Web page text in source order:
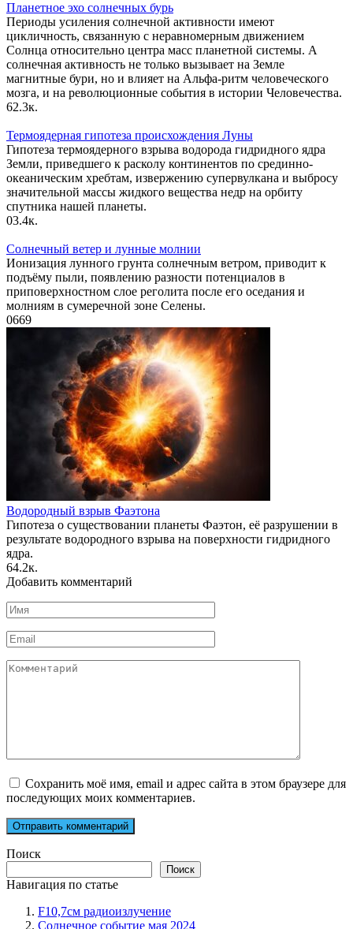
Планетное эхо солнечных бурь
Периоды усиления солнечной активности имеют
цикличность, связанную с неравномерным движением
Солнца относительно центра масс планетной системы. А
солнечная активность не только вызывает на Земле
магнитные бури, но и влияет на Альфа-ритм человеческого
мозга, и на революционные события в истории Человечества.
62.3к.
Термоядерная гипотеза происхождения Луны
Гипотеза термоядерного взрыва водорода гидридного ядра
Земли, приведшего к расколу континентов по срединно-
океаническим хребтам, извержению супервулкана и выбросу
значительной массы жидкого вещества недр на орбиту
спутника нашей планеты.
03.4к.
Солнечный ветер и лунные молнии
Ионизация лунного грунта солнечным ветром, приводит к
подъёму пыли, появлению разности потенциалов в
приповерхностном слое реголита после его оседания и
молниям в сумеречной зоне Селены.
0669
Водородный взрыв Фаэтона
Гипотеза о существовании планеты Фаэтон, её разрушении в
результате водородного взрыва на поверхности гидридного
ядра.
64.2к.
Добавить комментарий
Имя
*
Email
*
Комментарий
Сохранить моё имя, email и адрес сайта в этом браузере для
последующих моих комментариев.
Поиск
Поиск
Навигация по статье
F10,7см радиоизлучение
Солнечное событие мая 2024